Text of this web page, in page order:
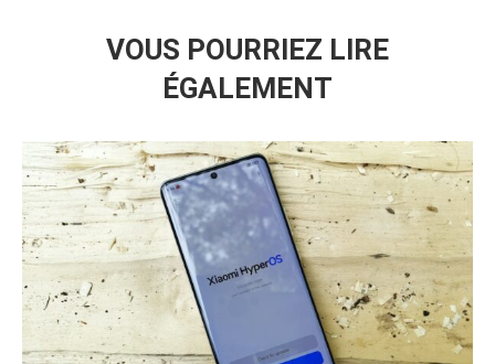
VOUS POURRIEZ LIRE
ÉGALEMENT